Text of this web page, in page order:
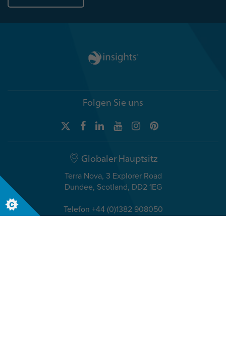
Folgen Sie uns
Globaler Hauptsitz
Terra Nova, 3 Explorer Road
Dundee, Scotland, DD2 1EG
Telefon +44 (0)1382 908050